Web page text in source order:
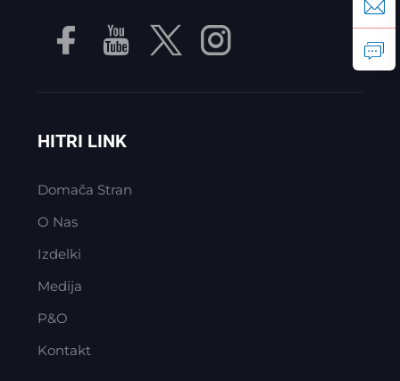
HITRI LINK
Domača Stran
O Nas
Izdelki
Medija
P&O
Kontakt